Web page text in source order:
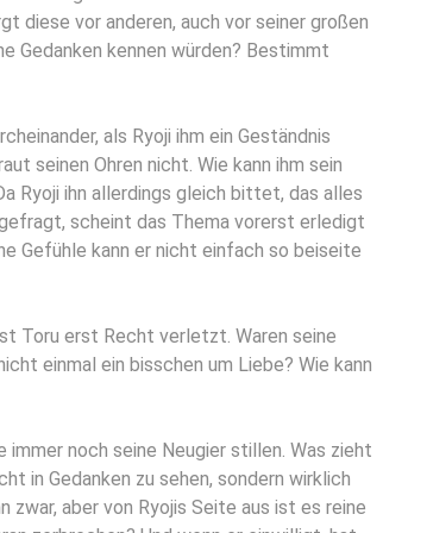
diese vor anderen, auch vor seiner großen
Gedanken kennen würden? Bestimmt
als Ryoji ihm ein Geständnis
seinen Ohren nicht. Wie kann ihm sein
Ryoji ihn allerdings gleich bittet, das alles
scheint das Thema vorerst erledigt
Gefühle kann er nicht einfach so beiseite
Toru erst Recht verletzt. Waren seine
einmal ein bisschen um Liebe? Wie kann
noch seine Neugier stillen. Was zieht
in Gedanken zu sehen, sondern wirklich
zwar, aber von Ryojis Seite aus ist es reine